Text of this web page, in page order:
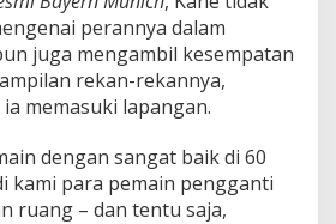
perannya dalam
juga mengambil kesempatan
rekan-rekannya,
memasuki lapangan.
dengan sangat baik di 60
kami para pemain pengganti
ruang – dan tentu saja,